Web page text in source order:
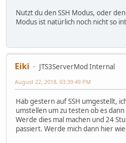
Nutzt du den SSH Modus, oder den
Modus ist natürlich noch nicht so
Eiki
JTS3ServerMod Internal
August 22, 2018, 03:39:49 PM
Hab gestern auf SSH umgestellt,
umstellen um zu testen ob es
Werde dies mal machen und 24
passiert. Werde mich dann hier